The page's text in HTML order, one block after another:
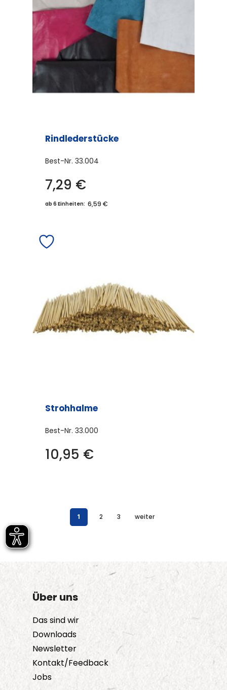
Rindlederstücke
Best-Nr. 33.004
7,29 €
ab 6 Einheiten: 6,59 €
Strohhalme
Best-Nr. 33.000
10,95 €
1 2 3 weiter
Über uns
Das sind wir
Downloads
Newsletter
Kontakt/Feedback
Jobs